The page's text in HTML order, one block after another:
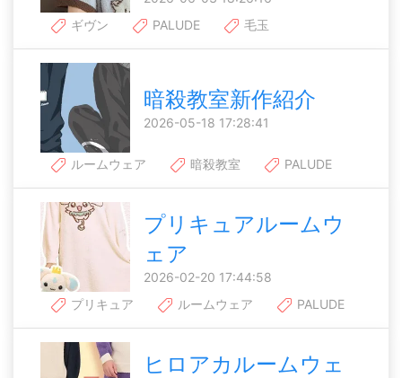
ギヴン
PALUDE 毛玉
暗殺教室新作紹介
2026-05-18 17:28:41
ルームウェア 暗殺教室 PALUDE
プリキュアルームウ
ェア
2026-02-20 17:44:58
プリキュア
ルームウェア PALUDE
ヒロアカルームウェ